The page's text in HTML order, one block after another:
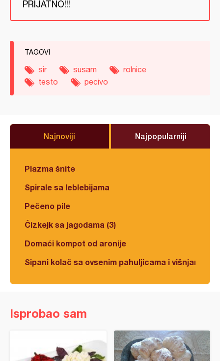
PRIJATNO!!!
TAGOVI
sir susam
rolnice
testo
pecivo
Najnoviji Najpopularniji
Plazma šnite
Spirale sa leblebijama
Pečeno pile
Čizkejk sa jagodama (3)
Domaći kompot od aronije
Sipani kolač sa ovsenim pahuljicama i višnjama
Isprobao sam